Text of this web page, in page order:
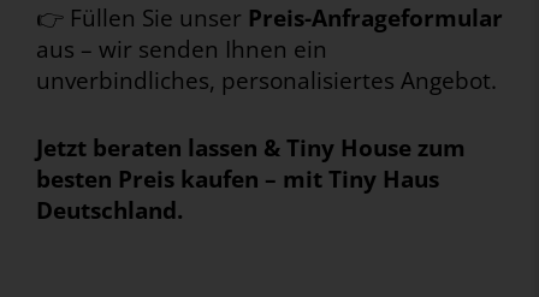
👉 Füllen Sie unser Preis-Anfrageformular
aus – wir senden Ihnen ein
unverbindliches, personalisiertes Angebot.
Jetzt beraten lassen & Tiny House zum
besten Preis kaufen – mit Tiny Haus
Deutschland.